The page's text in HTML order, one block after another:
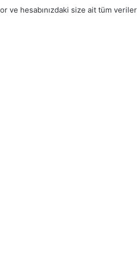
ve hesabınızdaki size ait tüm veriler